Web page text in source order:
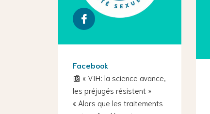
Facebook
📰 « VIH: la science avance,
les préjugés résistent »
« Alors que les traitements